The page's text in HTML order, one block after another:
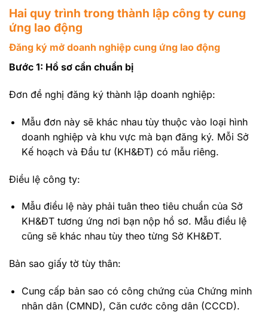
Hai quy trình trong thành lập công ty cung
ứng lao động
Đăng ký mở doanh nghiệp cung ứng lao động
Bước 1: Hồ sơ cần chuẩn bị
Đơn đề nghị đăng ký thành lập doanh nghiệp:
Mẫu đơn này sẽ khác nhau tùy thuộc vào loại hình
doanh nghiệp và khu vực mà bạn đăng ký. Mỗi Sở
Kế hoạch và Đầu tư (KH&ĐT) có mẫu riêng.
Điều lệ công ty:
Mẫu điều lệ này phải tuân theo tiêu chuẩn của Sở
KH&ĐT tương ứng nơi bạn nộp hồ sơ. Mẫu điều lệ
cũng sẽ khác nhau tùy theo từng Sở KH&ĐT.
Bản sao giấy tờ tùy thân:
Cung cấp bản sao có công chứng của Chứng minh
nhân dân (CMND), Căn cước công dân (CCCD).